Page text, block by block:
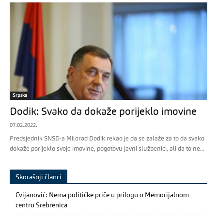
Srpska
Dodik: Svako da dokaže porijeklo imovine
07.02.2022.
Predsjednik SNSD-a Milorad Dodik rekao je da se zalaže za to da svako
dokaže porijeklo svoje imovine, pogotovu javni službenici, ali da to ne...
Skorašnji članci
Cvijanović: Nema političke priče u prilogu o Memorijalnom
centru Srebrenica